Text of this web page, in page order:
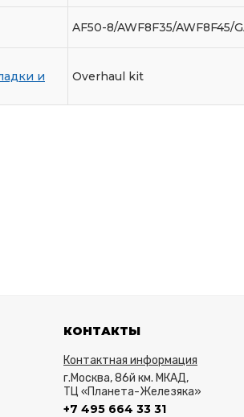
AF50-8/AWF8F35/AWF8F45/
и
Overhaul kit
КОНТАКТЫ
Контактная информация
г.Москва, 86й км. МКАД,
ТЦ «Планета-Железяка»
+7 495 664 33 31